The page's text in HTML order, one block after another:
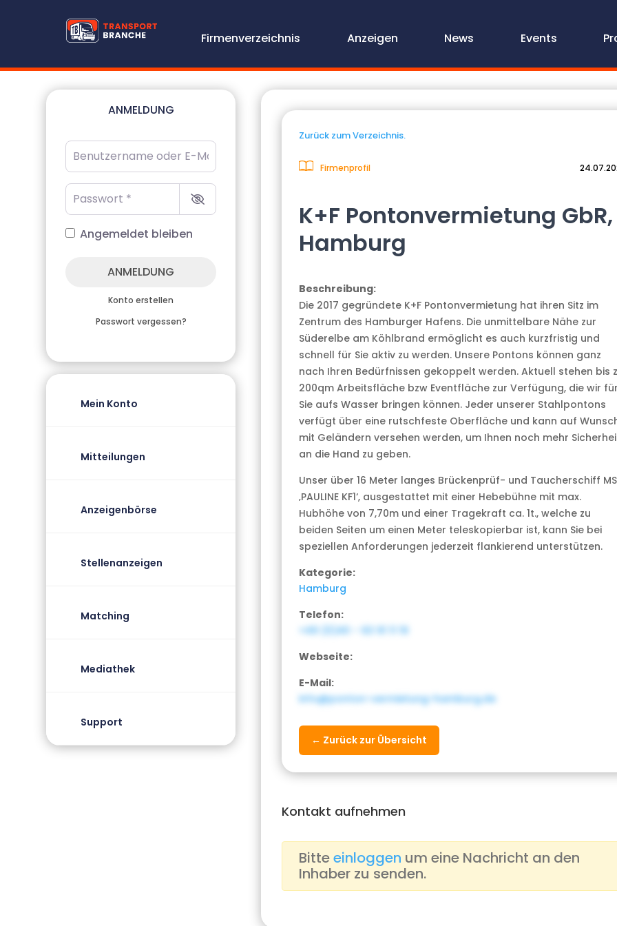
Firmenverzeichnis Anzeigen News Events
ANMELDUNG
Benutzername oder E-Mail-Adresse
Passwort
Angemeldet bleiben
ANMELDUNG
Konto erstellen
Passwort vergessen?
Mein Konto
Mitteilungen
Anzeigenbörse
Stellenanzeigen
Matching
Mediathek
Support
Zurück zum Verzeichnis.
Firmenprofil
K+F Pontonvermietung GbR,
Hamburg
Beschreibung:
Die 2017 gegründete K+F Pontonvermietung hat ihren Sitz im
Zentrum des Hamburger Hafens. Die unmittelbare Nähe zur
Süderelbe am Köhlbrand ermöglicht es auch kurzfristig und
schnell für Sie aktiv zu werden. Unsere Pontons können ganz
nach Ihren Bedürfnissen gekoppelt werden. Aktuell stehen bis
200qm Arbeitsfläche bzw Eventfläche zur Verfügung, die wir für
Sie aufs Wasser bringen können. Jeder unserer Stahlpontons
verfügt über eine rutschfeste Oberfläche und kann auf
mit Geländern versehen werden, um Ihnen noch mehr
an die Hand zu geben.
Unser über 16 Meter langes Brückenprüf- und Taucherschiff MS
‚PAULINE KF1‘, ausgestattet mit einer Hebebühne mit max.
Hubhöhe von 7,70m und einer Tragekraft ca. 1t., welche zu
beiden Seiten um einen Meter teleskopierbar ist, kann Sie bei
speziellen Anforderungen jederzeit flankierend unterstützen.
Kategorie:
Hamburg
Telefon:
+49 (0)40 – 63 91 11 19
Webseite:
E-Mail:
info@ponton-vermietung-hamburg.de
← Zurück zur Übersicht
Kontakt aufnehmen
Bitteeinloggen um eine Nachricht an den
Inhaber zu senden.